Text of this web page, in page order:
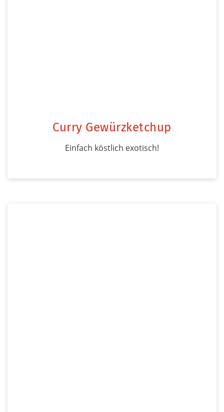
Curry Gewürzketchup
Einfach köstlich exotisch!